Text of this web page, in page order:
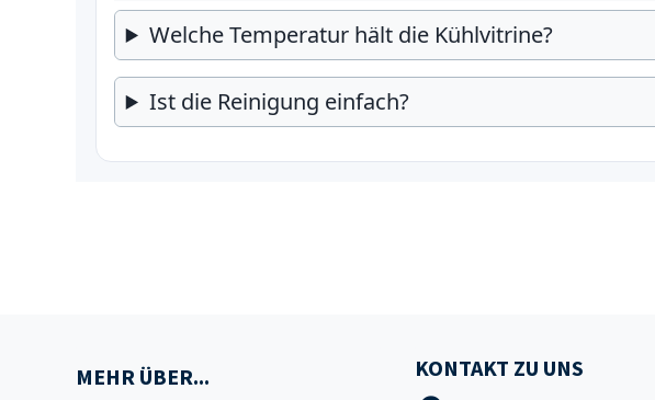
Welche Temperatur hält die Kühlvitrine?
Ist die Reinigung einfach?
MEHR ÜBER... KONTAKT ZU UNS